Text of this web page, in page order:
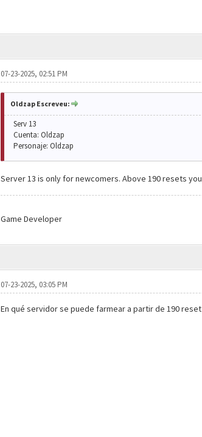
07-23-2025, 02:51 PM
Oldzap Escreveu:
Serv 13
Cuenta: Oldzap
Personaje: Oldzap
Server 13 is only for newcomers. Above 190 resets
Game Developer
07-23-2025, 03:05 PM
En qué servidor se puede farmear a partir de 190 reset